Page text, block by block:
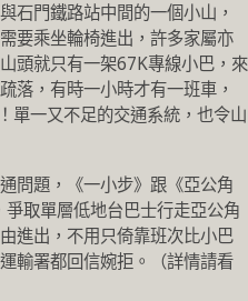
石門鐵路站中間的一個小山，
要乘坐輪椅進出，許多家屬亦
頭就只有一架67K專線小巴，來
落，有時一小時才有一班車，
單一又不足的交通系統，也令山
問題，《一小步》跟《亞公角
取單層低地台巴士行走亞公角
進出，不用只倚靠班次比小巴
輸署都回信婉拒。
（詳情請看